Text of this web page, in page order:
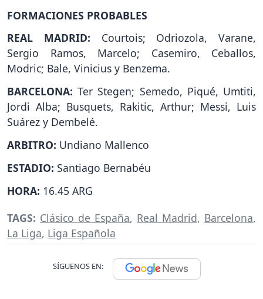
FORMACIONES PROBABLES
REAL MADRID: Courtois; Odriozola, Varane,
Sergio Ramos, Marcelo; Casemiro, Ceballos,
Modric; Bale, Vinicius y Benzema.
BARCELONA: Ter Stegen; Semedo, Piqué, Umtiti,
Jordi Alba; Busquets, Rakitic, Arthur; Messi, Luis
Suárez y Dembelé.
ARBITRO: Undiano Mallenco
ESTADIO: Santiago Bernabéu
HORA: 16.45 ARG
TAGS: Clásico de España, Real Madrid, Barcelona,
La Liga, Liga Española
SÍGUENOS EN: